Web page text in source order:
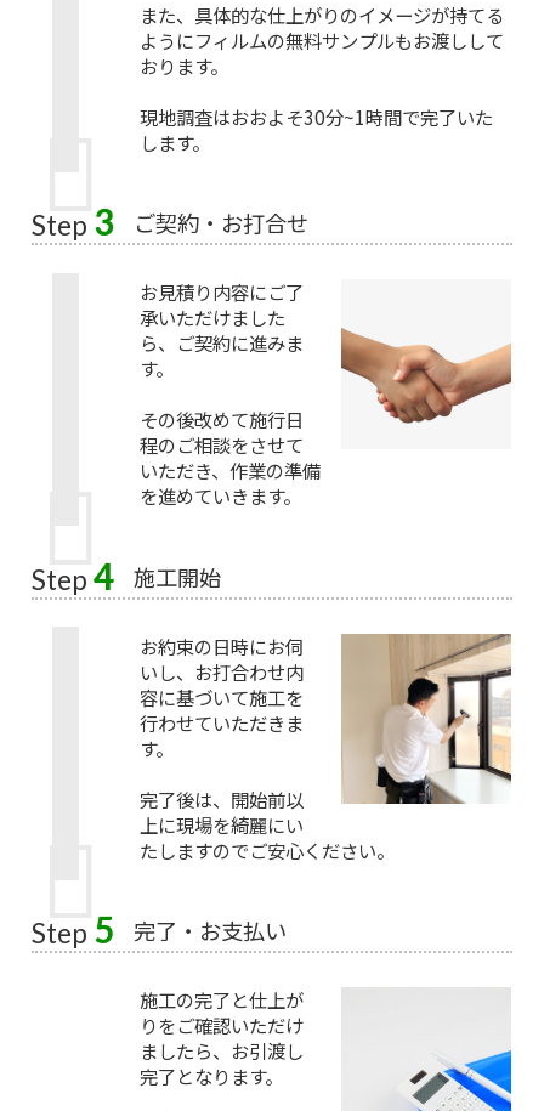
また、具体的な仕上がりのイメージが持てる
ようにフィルムの無料サンプルもお渡しして
おります。
現地調査はおおよそ30分~1時間で完了いた
します。
Step 3 ご契約・お打合せ
お見積り内容にご了
承いただけました
ら、ご契約に進みま
す。
その後改めて施行日
程のご相談をさせて
いただき、作業の準備
を進めていきます。
Step 4 施工開始
お約束の日時にお伺
いし、お打合わせ内
容に基づいて施工を
行わせていただきま
す。
完了後は、開始前以
上に現場を綺麗にい
たしますのでご安心ください。
Step 5 完了・お支払い
施工の完了と仕上が
りをご確認いただけ
ましたら、お引渡し
完了となります。